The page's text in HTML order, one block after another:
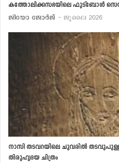
കത്തോലിക്കസഭയിലെ ഫുട്‌ബോള്‍
ജിയോ ജോര്‍ജ് - ജൂലൈ 2026
നാസി തടവറയിലെ ചുവരില്‍
തിരുഹൃദയ ചിത്രം